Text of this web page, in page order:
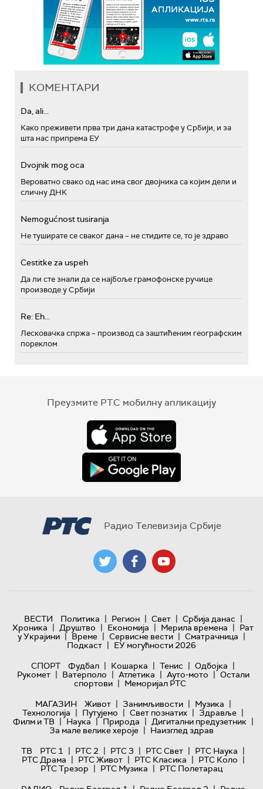
КОМЕНТАРИ
Da, ali...
Како преживети прва три дана катастрофе у Србији, и за
шта нас припрема ЕУ
Dvojnik mog oca
Вероватно свако од нас има свог двојника са којим дели и
сличну ДНК
Nemogućnost tusiranja
Не туширате се сваког дана – не стидите се, то је здраво
Cestitke za uspeh
Да ли сте знали да се најбоље грамофонске ручице
производе у Србији
Re: Eh...
Лесковачка спржа – производ са заштићеним географским
пореклом
Преузмите РТС мобилну апликацију
Радио Телевизија Србије
ВЕСТИ Политика | Регион | Свет | Србија данас |
Хроника | Друштво | Економија | Мерила времена | Рат
у Украјини | Време | Сервисне вести | Сматрачница |
Подкаст | ЕУ могућности 2026
СПОРТ
Фудбал | Кошарка | Тенис | Одбојка |
Рукомет | Ватерполо | Атлетика | Ауто-мото | Остали
спортови | Меморијал РТС
МАГАЗИН
Живот | Занимљивости | Музика |
Технологијa | Путујемо | Свет познатих | Здравље |
Филм и ТВ | Наука | Природа | Дигитални предузетник |
За мале велике хероје | Наизглед здрав
ТВ
РТС 1 | РТС 2 | РТС 3 | РТС Свет | РТС Наука |
РТС Драма | РТС Живот | РТС Класика | РТС Коло |
РТС Трезор | РТС Музика | РТС Полетарац